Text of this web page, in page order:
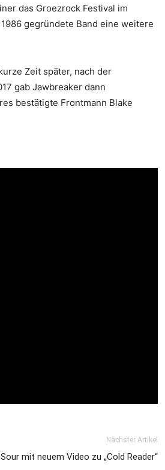
das Groezrock Festival im
gegründete Band eine weitere
Zeit später, nach der
gab Jawbreaker dann
bestätigte Frontmann Blake
Nächster Artikel
mit neuem Video zu „Cold Reader“